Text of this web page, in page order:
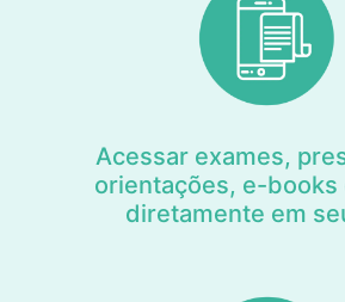
Acessar exames,
orientações, e-books
diretamente em